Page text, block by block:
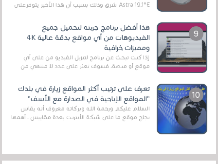
Astra 19.1°E شرق وذلك بسبب أن هذا الأخير يتوفرعلى
هذا أفضل برنامج جربته لتحميل جميع
الفيديوهات من أي مواقع بدقة عالية 4K
ومميزات خرافية
إذا كنت تبحث عن برنامج لتنزيل الفيديو من على أي
موقع أو منصة، فسوف تعثر على عدد لا منتهي من
تعرف على ترتيب أكثر المواقع زيارة في بلدك
"المواقع الإباحية في الصدارة مع الأسف"
السلام عليكم ورحمة الله وبركاته معروف أنه يقاس
نجاح موقع ما على شبكة الأنترنت بعدة مقاييس ، أهمها